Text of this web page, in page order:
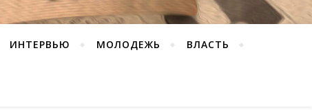
ИНТЕРВЬЮ МОЛОДЕЖЬ ВЛАСТЬ